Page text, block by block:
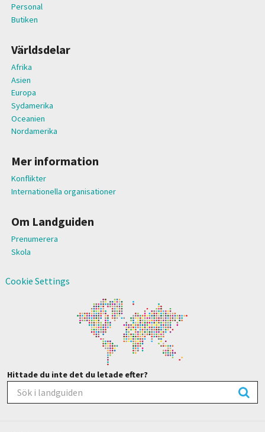
Personal
Butiken
Världsdelar
Afrika
Asien
Europa
Sydamerika
Oceanien
Nordamerika
Mer information
Konflikter
Internationella organisationer
Om Landguiden
Prenumerera
Skola
Cookie Settings
Hittade du inte det du letade efter?